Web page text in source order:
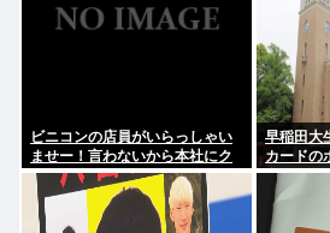
ビニコンの店員がいらっしゃい
ませー！言わないから本社にク
レームいれてやりましたよ！
www
早稲田大
カードの
食